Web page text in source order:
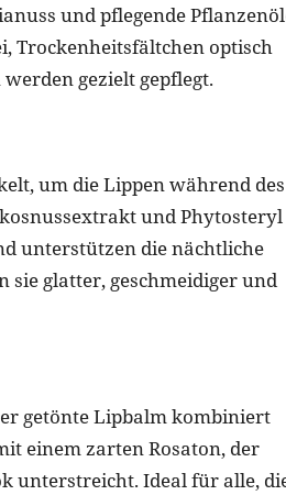
und pflegende
Trockenheitsfältchen optisch
gezielt gepflegt.
um die Lippen während des
und Phytosteryl
unterstützen die nächtliche
glatter, geschmeidiger und
getönte Lipbalm kombiniert
einem zarten Rosaton, der
unterstreicht. Ideal für alle,